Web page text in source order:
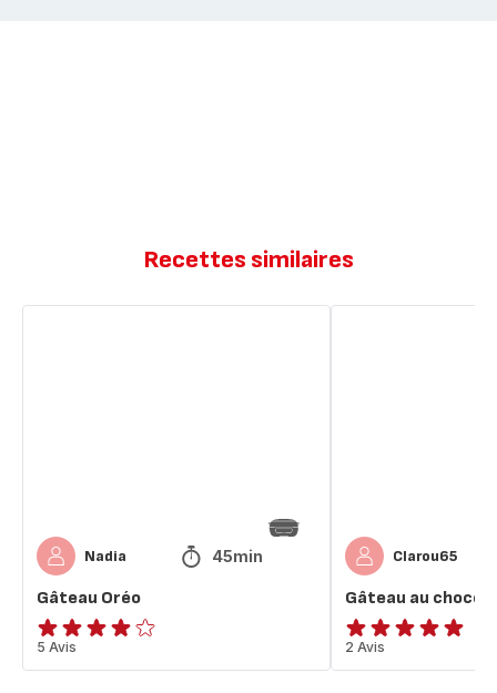
Recettes similaires
Nadia 45min
Gâteau Oréo
Avis
4
5 Avis
Clarou65
Gâteau au
Avis
5
2 Avis